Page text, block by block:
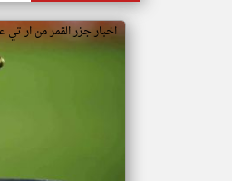
اخبار جزر القمر من ار تي